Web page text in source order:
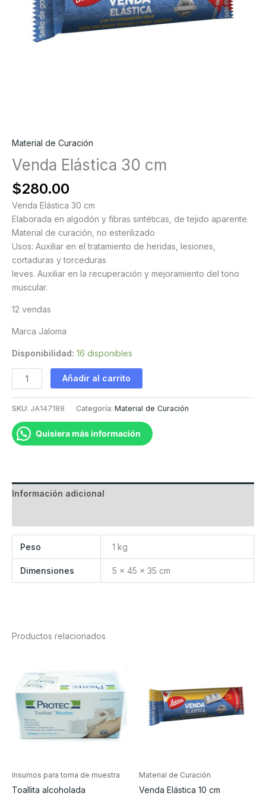
Material de Curación
Venda Elástica 30 cm
$280.00
Venda Elástica 30 cm
Elaborada en algodón y fibras sintéticas, de tejido aparente.
Material de curación, no esterilizado
Usos: Auxiliar en el tratamiento de heridas, lesiones,
cortaduras y torceduras
leves. Auxiliar en la recuperación y mejoramiento del tono
muscular.
12 vendas
Marca Jaloma
Disponibilidad: 16 disponibles
Venda
Elástica
cantidad
Añadir al carrito
SKU: JA147188 Categoría: Material de Curación
Quisiera más información
Información adicional
Peso 1 kg
Dimensiones 5 × 45 × 35 cm
Productos relacionados
Insumos para toma de muestra
Toallita alcoholada
Material de Curación
Venda Elástica 10 cm